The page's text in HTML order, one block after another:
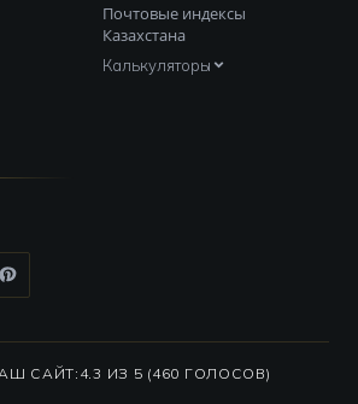
Почтовые индексы
Казахстана
Калькуляторы
САЙТ: 4.3 ИЗ 5 (460 ГОЛОСОВ)